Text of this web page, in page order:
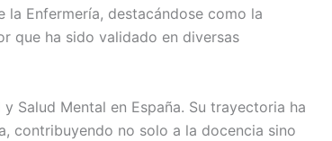
Enfermería, destacándose como la
que ha sido validado en diversas
Salud Mental en España. Su trayectoria ha
contribuyendo no solo a la docencia sino